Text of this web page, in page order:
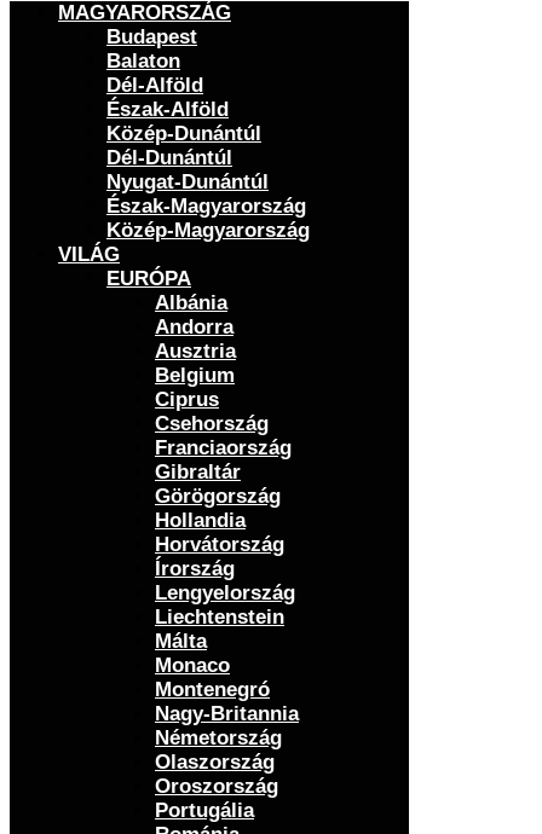
MAGYARORSZÁG
Budapest
Balaton
Dél-Alföld
Észak-Alföld
Közép-Dunántúl
Dél-Dunántúl
Nyugat-Dunántúl
Észak-Magyarország
Közép-Magyarország
VILÁG
EURÓPA
Albánia
Andorra
Ausztria
Belgium
Ciprus
Csehország
Franciaország
Gibraltár
Görögország
Hollandia
Horvátország
Írország
Lengyelország
Liechtenstein
Málta
Monaco
Montenegró
Nagy-Britannia
Németország
Olaszország
Oroszország
Portugália